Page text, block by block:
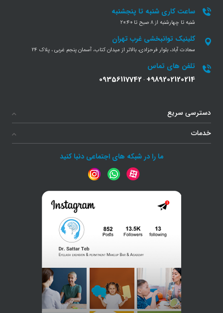
ساعت کاری شنبه تا پنجشنبه
شنبه تا چهارشنبه از 8 صبح تا 20:40
کلینیک توانبخشی غرب تهران
سعادت آباد، بلوار فرحزادی، بالاتر از میدان کتاب، آسمان پنجم غربی ، پلاک 24
تلفن های تماس
+989202120214
-
09356117742
دسترسی سریع
خدمات
ما را در شبکه های اجتماعی دنبا کنید